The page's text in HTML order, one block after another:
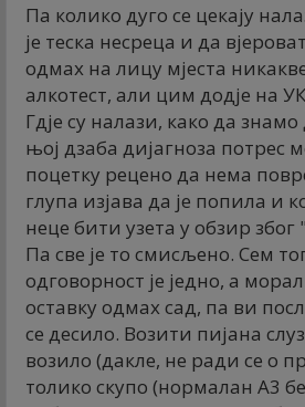
Па колико дуго се цекају
је теска несреца и да
одмах на лицу мјеста
алкотест, али цим додје на
Гдје су налази, како да
њој дзаба дијагноза потрес
поцетку рецено да нема
глупа изјава да је попила и
неце бити узета у обзир због
Па све је то смисљено. Сем
одговорност је једно, а
оставку одмах сад, па ви
се десило. Возити пијана
возило (дакле, не ради се о
толико скупо (нормалан А3